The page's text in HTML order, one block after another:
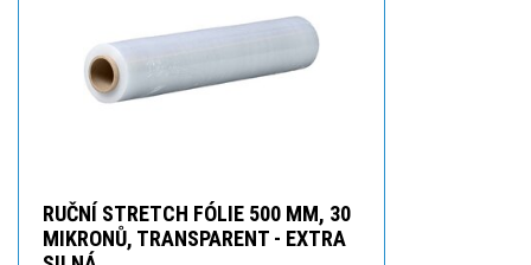
RUČNÍ STRETCH FÓLIE 500 MM, 30
MIKRONŮ, TRANSPARENT - EXTRA